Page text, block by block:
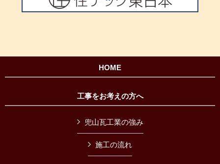
HOME
工事をお考えの方へ
兜山瓦工業の強み
施工の流れ